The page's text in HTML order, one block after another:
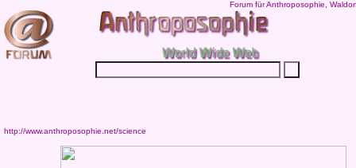
Forum für Anthroposophie,
http://www.anthroposophie.net/science